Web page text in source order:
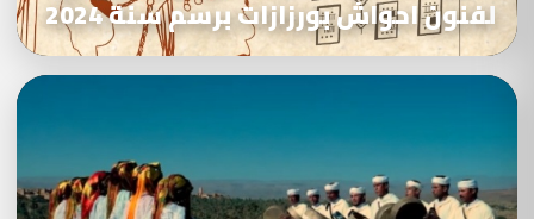
لفنون احواش بورزازات برسم سنة 2024